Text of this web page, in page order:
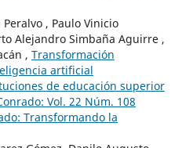
, Paulo Vinicio
Alejandro Simbaña Aguirre ,
, Transformación
artificial
de educación superior
Vol. 22 Núm. 108
Transformando la